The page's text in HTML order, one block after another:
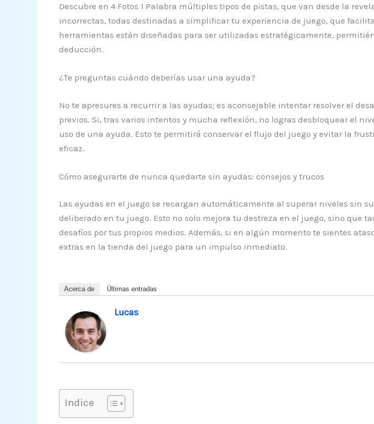
Descubre en 4 Fotos 1 Palabra múltiples tipos de pistas, que van desde la
incorrectas, todas destinadas a simplificar tu experiencia de juego, que
herramientas están diseñadas para ser utilizadas estratégicamente,
deducción.
¿Te preguntas cuándo deberías usar una ayuda?
No te apresures a recurrir a las ayudas; es aconsejable intentar resolver el
previos. Si, tras varios intentos y mucha reflexión, no logras desbloquear el
uso de una ayuda. Esto te permitirá conservar el flujo del juego y evitar la
eficaz.
Cómo asegurarte de nunca quedarte sin ayudas: consejos y trucos
Las ayudas en el juego se recargan automáticamente al superar niveles sin
deliberado en tu juego. Esto no solo mejora tu destreza en el juego, sino que
desafíos por tus propios medios. Además, si en algún momento te sientes
extras en la tienda del juego para un impulso inmediato.
Acerca de Últimas entradas
Lucas
Indice